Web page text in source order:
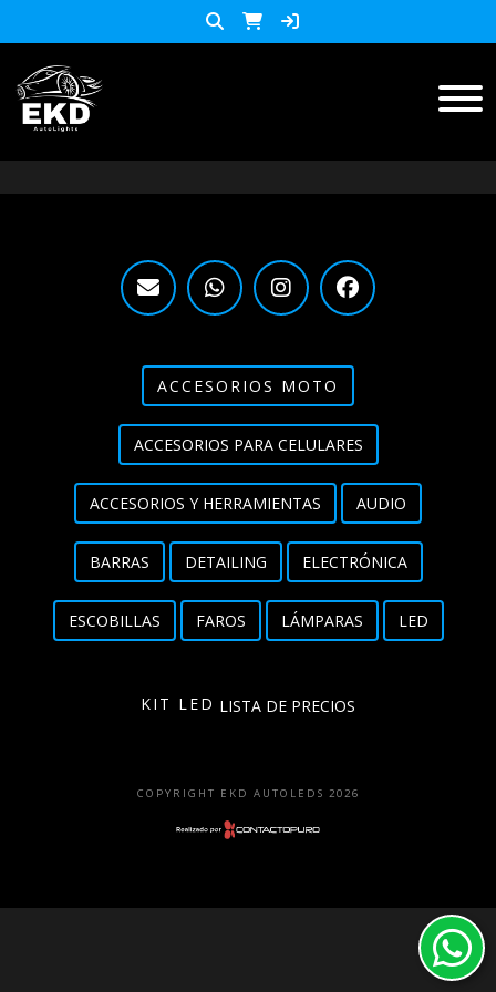
ACCESORIOS MOTO
Accesorios y herramientas
Audio
Barras
Detailing
Electrónica
Escobillas
Lista de PreciosACCESORIOS MOTO
ACCESORIOS PARA CELULARES
ACCESORIOS Y HERRAMIENTAS AUDIO
BARRAS DETAILING ELECTRÓNICA
ESCOBILLAS FAROS LÁMPARAS LED
KIT LED LISTA DE PRECIOS
COPYRIGHT EKD AUTOLEDS 2026